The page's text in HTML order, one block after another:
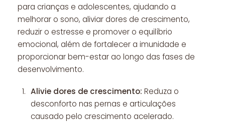
para crianças e adolescentes, ajudando a
melhorar o sono, aliviar dores de crescimento,
reduzir o estresse e promover o equilíbrio
emocional, além de fortalecer a imunidade e
proporcionar bem-estar ao longo das fases de
desenvolvimento.
Alivie dores de crescimento: Reduza o
desconforto nas pernas e articulações
causado pelo crescimento acelerado.